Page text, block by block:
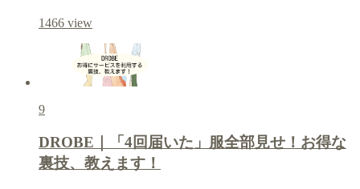
1466 view
9
DROBE｜「4回届いた」服全部見せ！お得な
裏技、教えます！